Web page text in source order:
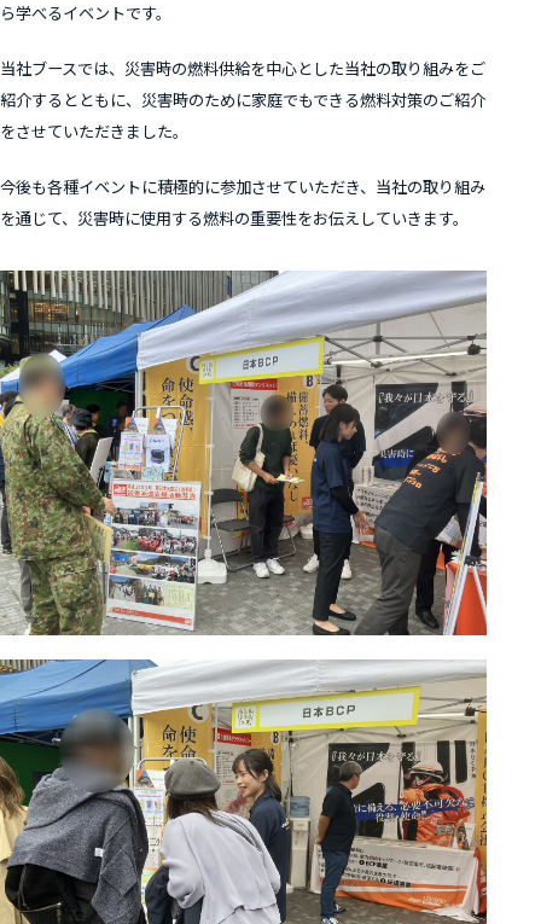
ら学べるイベントです。
当社ブースでは、災害時の燃料供給を中心とした当社の取り組みをご
紹介するとともに、災害時のために家庭でもできる燃料対策のご紹介
をさせていただきました。
今後も各種イベントに積極的に参加させていただき、当社の取り組み
を通じて、災害時に使用する燃料の重要性をお伝えしていきます。